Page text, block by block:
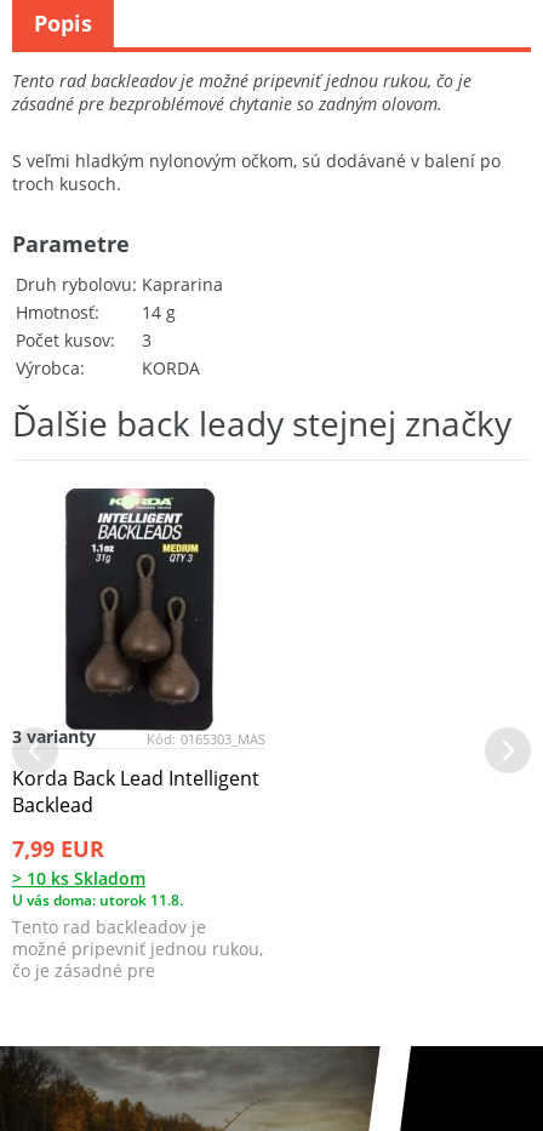
Tento rad backleadov je možné pripevniť jednou rukou, čo je
zásadné pre bezproblémové chytanie so zadným olovom.
S veľmi hladkým nylonovým očkom, sú dodávané v balení po
troch kusoch.
Druh rybolovu Kaprarina
Hmotnosť
14 g
Počet kusov
3
Výrobca
KORDA
Parametre
Popis
Ďalšie back leady stejnej značky
Kód: 0165303_MAS
3 varianty
Korda Back Lead Intelligent
Backlead
7,99 EUR
> 10 ks Skladom
U vás doma: utorok 11.8.
Tento rad backleadov je
možné pripevniť jednou rukou,
čo je zásadné pre